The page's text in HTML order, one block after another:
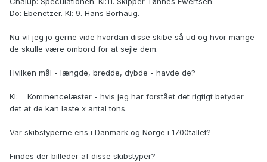
Do: Ebenetzer. Kl: 9. Hans Borhaug.
Nu vil jeg jo gerne vide hvordan disse skibe så ud og hvor mange
de skulle være ombord for at sejle dem.
Hvilken mål - længde, bredde, dybde - havde de?
Kl: = Kommencelæster - hvis jeg har forstået det rigtigt betyder
det at de kan laste x antal tons.
Var skibstyperne ens i Danmark og Norge i 1700tallet?
Findes der billeder af disse skibstyper?